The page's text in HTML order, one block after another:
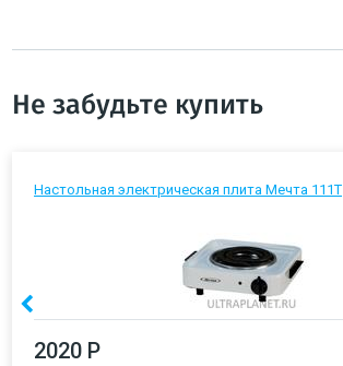
Не забудьте купить
Настольная электрическая плита Мечта 111Т
2020 Р